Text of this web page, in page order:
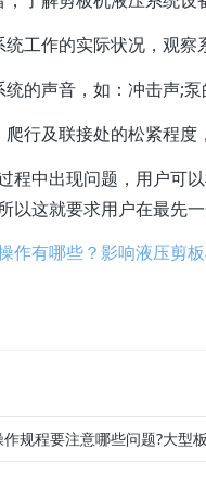
作的实际状况，观察
声音，如：冲击声;泵
及联接处的松紧程度
中出现问题，用户可以
以这就要求用户在最先
作有哪些？影响液压剪
要注意哪些问题?大型板料折弯机设备应